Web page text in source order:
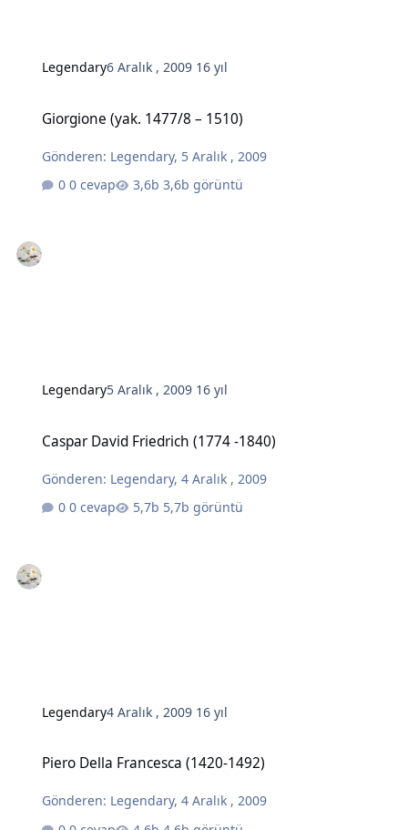
Legendary6 Aralık , 2009 16 yıl
Giorgione (yak. 1477/8 – 1510)
Gönderen: Legendary, 5 Aralık , 2009
0 cevap
3,6b görüntü
Legendary5 Aralık , 2009 16 yıl
Caspar David Friedrich (1774 -1840)
Gönderen: Legendary,4 Aralık , 2009
0 cevap
5,7b görüntü
Legendary4 Aralık , 2009 16 yıl
Piero Della Francesca (1420-1492)
Gönderen: Legendary,4 Aralık , 2009